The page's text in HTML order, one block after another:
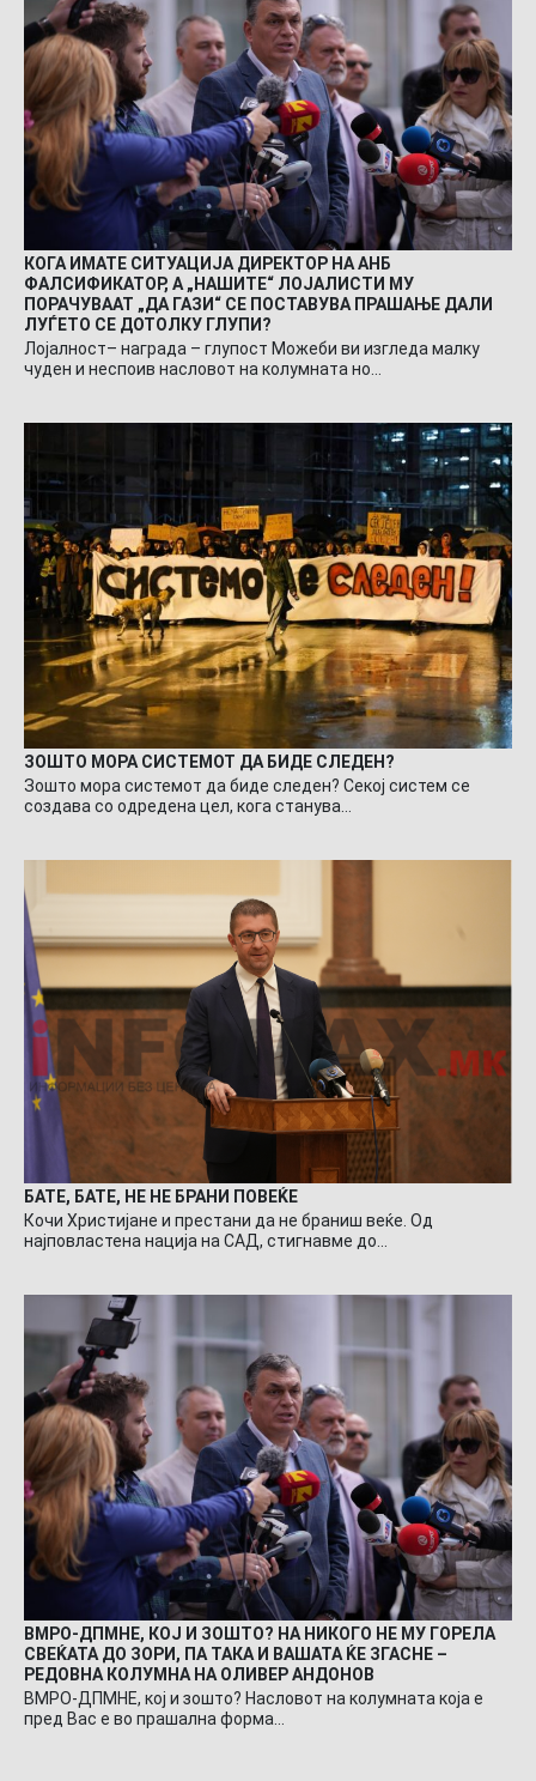
КОГА ИМАТЕ СИТУАЦИЈА ДИРЕКТОР НА АНБ
ФАЛСИФИКАТОР, А „НАШИТЕ“ ЛОЈАЛИСТИ МУ
ПОРАЧУВААТ „ДА ГАЗИ“ СЕ ПОСТАВУВА ПРАШАЊЕ ДАЛИ
ЛУЃЕТО СЕ ДОТОЛКУ ГЛУПИ?
Лојалност– награда – глупост Можеби ви изгледа малку
чуден и неспоив насловот на колумната но…
ЗОШТО МОРА СИСТЕМОТ ДА БИДЕ СЛЕДЕН?
Зошто мора системот да биде следен? Секој систем се
создава со одредена цел, кога станува…
БАТЕ, БАТЕ, НЕ НЕ БРАНИ ПОВЕЌЕ
Кочи Христијане и престани да не браниш веќе. Од
најповластена нација на САД, стигнавме до…
ВМРО-ДПМНЕ, КОЈ И ЗОШТО? НА НИКОГО НЕ МУ ГОРЕЛА
СВЕЌАТА ДО ЗОРИ, ПА ТАКА И ВАШАТА ЌЕ ЗГАСНЕ –
РЕДОВНА КОЛУМНА НА ОЛИВЕР АНДОНОВ
ВМРО-ДПМНЕ, кој и зошто? Насловот на колумната која е
пред Вас е во прашална форма…